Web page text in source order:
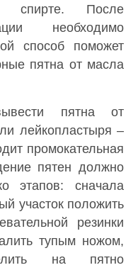
спирте. После
необходимо
способ поможет
пятна от масла
пятна от
лейкопластыря –
промокательная
пятен должно
этапов: сначала
участок положить
резинки
тупым ножом,
на пятно